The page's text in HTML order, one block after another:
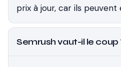
prix à jour, car ils peuvent
Semrush vaut-il le coup